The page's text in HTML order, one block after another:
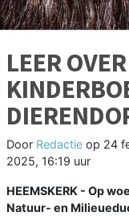
LEER
Door Redactie op 24
2025, 16:19 uur
HEEMSKERK - Op
Natuur- en